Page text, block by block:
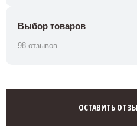
Выбор товаров
98 отзывов
ОСТАВИТЬ